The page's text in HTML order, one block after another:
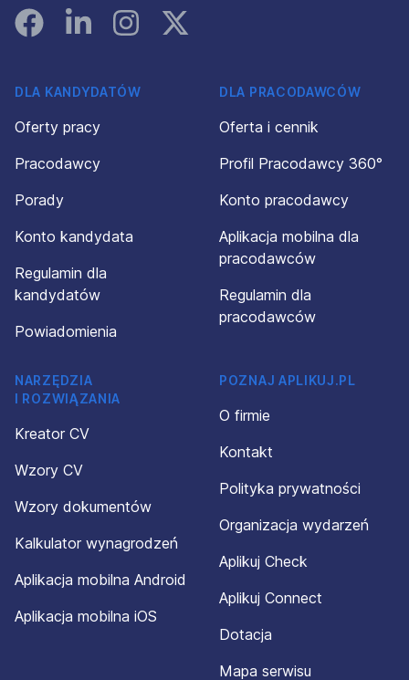
FacebookLinked InInstagramInstagram
DLA KANDYDATÓW
Oferty pracy
Pracodawcy
Porady
Konto kandydata
Regulamin dla
kandydatów
Powiadomienia
DLA PRACODAWCÓW
Oferta i cennik
Profil Pracodawcy 360°
Konto pracodawcy
Aplikacja mobilna dla
pracodawców
Regulamin dla
pracodawców
NARZĘDZIA
I ROZWIĄZANIA
Kreator CV
Wzory CV
Wzory dokumentów
Kalkulator wynagrodzeń
Aplikacja mobilna Android
Aplikacja mobilna iOS
POZNAJ APLIKUJ.PL
O firmie
Kontakt
Polityka prywatności
Organizacja wydarzeń
Aplikuj Check
Aplikuj Connect
Dotacja
Mapa serwisu